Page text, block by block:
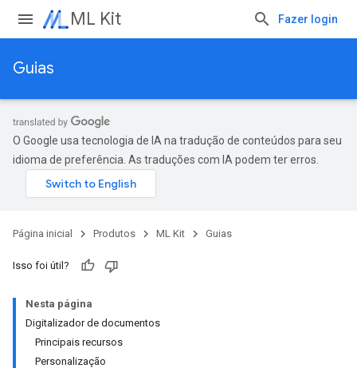
ML Kit Fazer login
Guias
O Google usa tecnologia de IA na tradução de conteúdos para seu
idioma de preferência. As traduções com IA podem ter erros.
Página inicial Produtos ML Kit Guias
Isso foi útil?
Nesta página
Digitalizador de documentos
Principais recursos
Personalização